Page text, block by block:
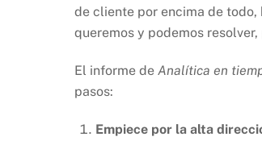
de cliente por encima de todo,
queremos y podemos
El informe de Analítica en
pasos:
Empiece por la alta